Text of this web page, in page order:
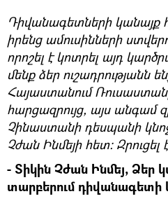
Դիվանագետների կանայք
իրենց ամուսինների
որոշել է կոտրել այդ
մենք ձեր ուշադրությանն
Հայաստանում
հարցազրույց, այս անգամ
Չինաստանի դեսպանի
Չժան Ինմեյի հետ:
- Տիկին Չժան Ինմեյ, Ձեր
տարբերում դիվանագետի